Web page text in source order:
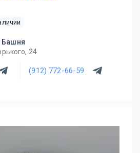
Башня
24
(912) 772-66-59